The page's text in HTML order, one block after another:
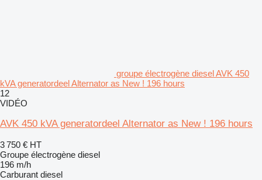
groupe électrogène diesel AVK 450
kVA generatordeel Alternator as New ! 196 hours
12
VIDÉO
AVK 450 kVA generatordeel Alternator as New ! 196 hours
3 750 € HT
Groupe électrogène diesel
196 m/h
Carburant diesel